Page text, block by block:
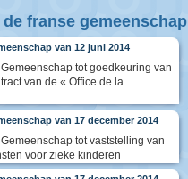
franse gemeenschap
van 12 juni 2014
tot goedkeuring van
van de « Office de la
van 17 december 2014
tot vaststelling van
voor zieke kinderen